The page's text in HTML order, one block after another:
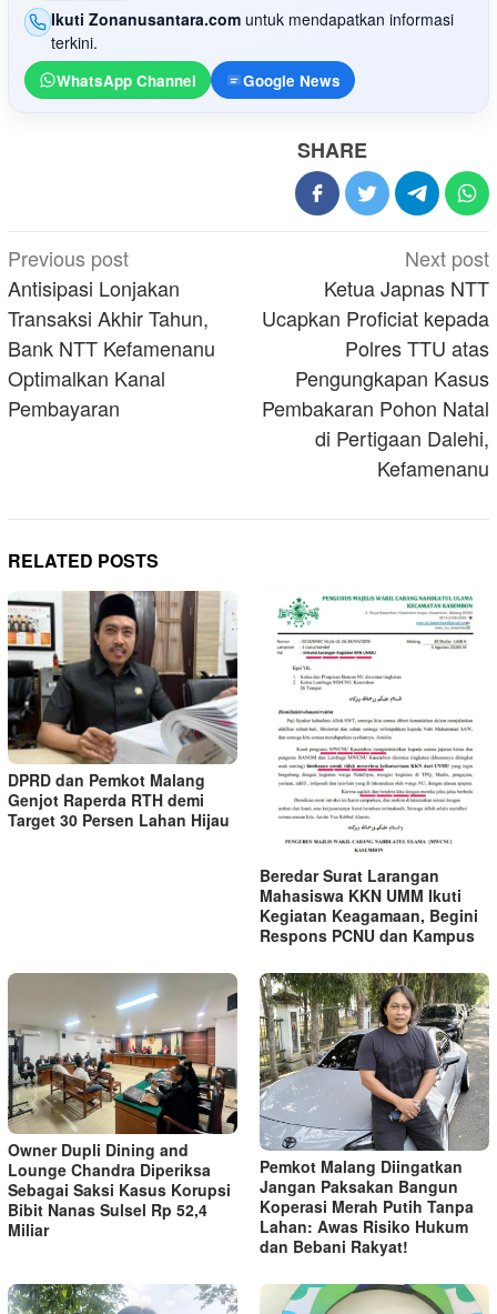
Ikuti Zonanusantara.com untuk mendapatkan informasi
terkini.
WhatsApp Channel Google News
SHARE
Post
navigation
Previous post
Antisipasi Lonjakan
Transaksi Akhir Tahun,
Bank NTT Kefamenanu
Optimalkan Kanal
Pembayaran
Next post
Ketua Japnas NTT
Ucapkan Proficiat kepada
Polres TTU atas
Pengungkapan Kasus
Pembakaran Pohon Natal
di Pertigaan Dalehi,
Kefamenanu
RELATED POSTS
DPRD dan Pemkot Malang
Genjot Raperda RTH demi
Target 30 Persen Lahan Hijau
Beredar Surat Larangan
Mahasiswa KKN UMM Ikuti
Kegiatan Keagamaan, Begini
Respons PCNU dan Kampus
Owner Dupli Dining and
Lounge Chandra Diperiksa
Sebagai Saksi Kasus Korupsi
Bibit Nanas Sulsel Rp 52,4
Miliar
Pemkot Malang Diingatkan
Jangan Paksakan Bangun
Koperasi Merah Putih Tanpa
Lahan: Awas Risiko Hukum
dan Bebani Rakyat!